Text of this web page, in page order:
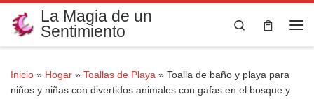
Saltar al contenido
La Magia de un
Sentimiento
Search
Inicio » Hogar » Toallas de Playa » Toalla de baño y playa para
niños y niñas con divertidos animales con gafas en el bosque y